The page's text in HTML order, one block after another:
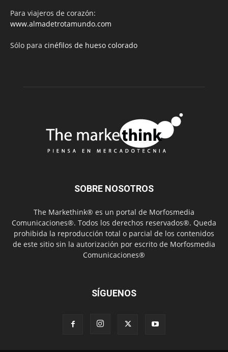
Para viajeros de corazón:
www.almadetrotamundo.com
Sólo para cinéfilos de hueso colorado
SOBRE NOSOTROS
The Markethink® es un portal de Morfosmedia
Comunicaciones®. Todos los derechos reservados®. Queda
prohibida la reproducción total o parcial de los contenidos
de este sitio sin la autorización por escrito de Morfosmedia
Comunicaciones®
SÍGUENOS